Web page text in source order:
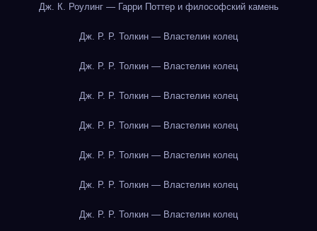
Дж. К. Роулинг — Гарри Поттер и философский камень
Дж. Р. Р. Толкин — Властелин колец
Дж. Р. Р. Толкин — Властелин колец
Дж. Р. Р. Толкин — Властелин колец
Дж. Р. Р. Толкин — Властелин колец
Дж. Р. Р. Толкин — Властелин колец
Дж. Р. Р. Толкин — Властелин колец
Дж. Р. Р. Толкин — Властелин колец